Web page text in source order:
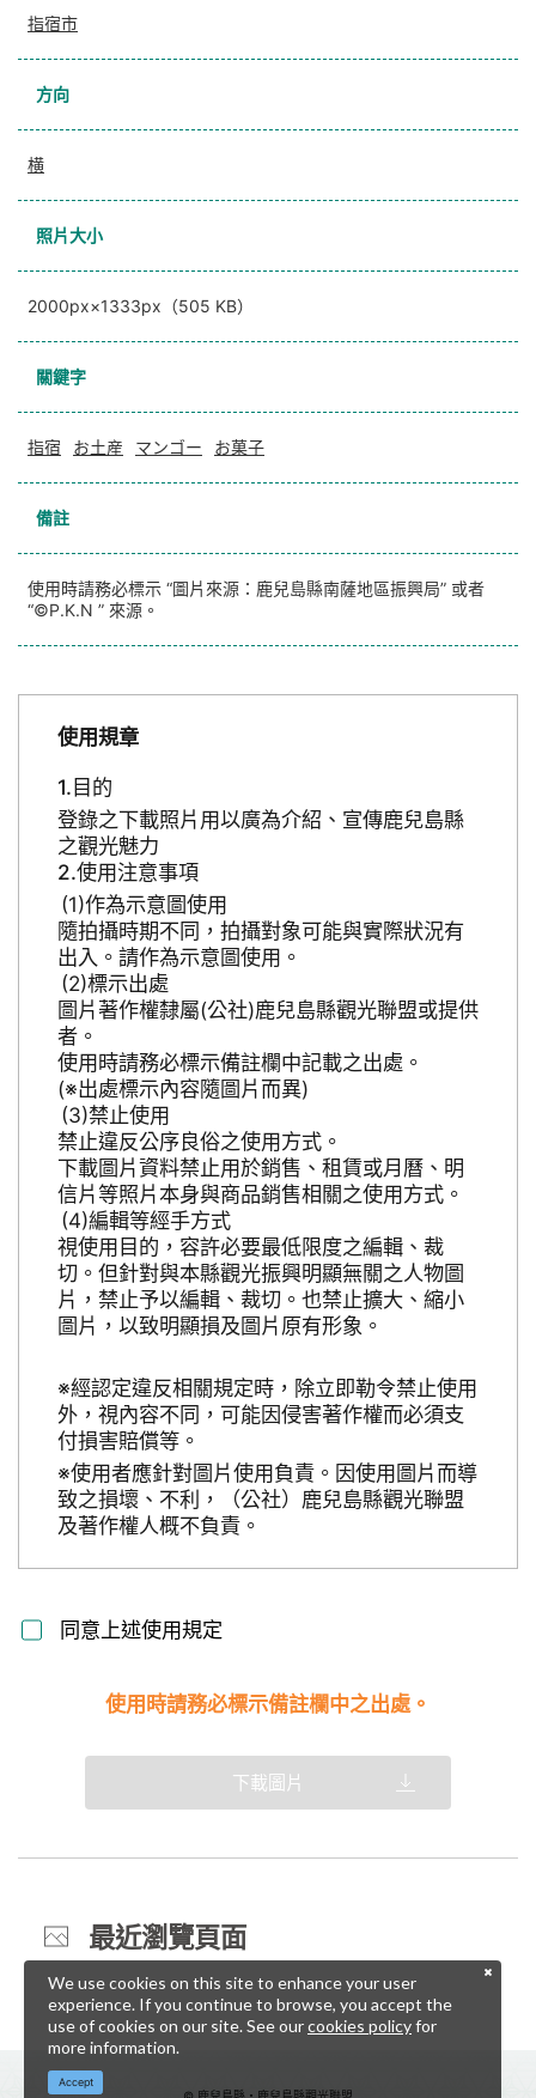
指宿市
方向
横
照片大小
2000px×1333px（505 KB）
關鍵字
指宿 お土産 マンゴー お菓子
備註
使用時請務必標示 “圖片來源：鹿兒島縣南薩地區振興局” 或者
“©P.K.N ” 來源。
使用規章
目的
登錄之下載照片用以廣為介紹、宣傳鹿兒島縣
之觀光魅力
使用注意事項
作為示意圖使用
隨拍攝時期不同，拍攝對象可能與實際狀況有
出入。請作為示意圖使用。
標示出處
圖片著作權隸屬(公社)鹿兒島縣觀光聯盟或提供
者。
使用時請務必標示備註欄中記載之出處。
(※出處標示內容隨圖片而異)
禁止使用
禁止違反公序良俗之使用方式。
下載圖片資料禁止用於銷售、租賃或月曆、明
信片等照片本身與商品銷售相關之使用方式。
編輯等經手方式
視使用目的，容許必要最低限度之編輯、裁
切。但針對與本縣觀光振興明顯無關之人物圖
片，禁止予以編輯、裁切。也禁止擴大、縮小
圖片，以致明顯損及圖片原有形象。
※經認定違反相關規定時，除立即勒令禁止使用
外，視內容不同，可能因侵害著作權而必須支
付損害賠償等。
※使用者應針對圖片使用負責。因使用圖片而導
致之損壞、不利，（公社）鹿兒島縣觀光聯盟
及著作權人概不負責。
同意上述使用規定
使用時請務必標示備註欄中之出處。
下載圖片
最近瀏覽頁面
We use cookies on this site to enhance your user
experience. If you continue to browse, you accept the
use of cookies on our site. See ourcookies policyfor
more information.
Accept